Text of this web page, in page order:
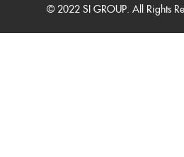
© 2022 SI GROUP. All Rights